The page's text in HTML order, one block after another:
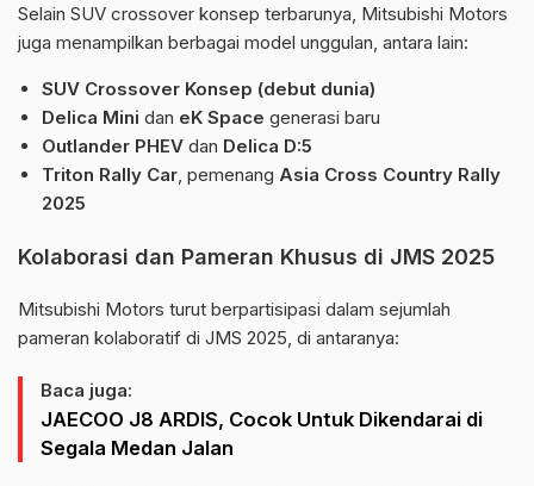
Selain SUV crossover konsep terbarunya, Mitsubishi Motors
juga menampilkan berbagai model unggulan, antara lain:
SUV Crossover Konsep (debut dunia)
Delica Mini dan eK Space generasi baru
Outlander PHEV dan Delica D:5
Triton Rally Car, pemenang Asia Cross Country Rally
2025
Kolaborasi dan Pameran Khusus di JMS 2025
Mitsubishi Motors turut berpartisipasi dalam sejumlah
pameran kolaboratif di JMS 2025, di antaranya:
Baca juga:
JAECOO J8 ARDIS, Cocok Untuk Dikendarai di
Segala Medan Jalan